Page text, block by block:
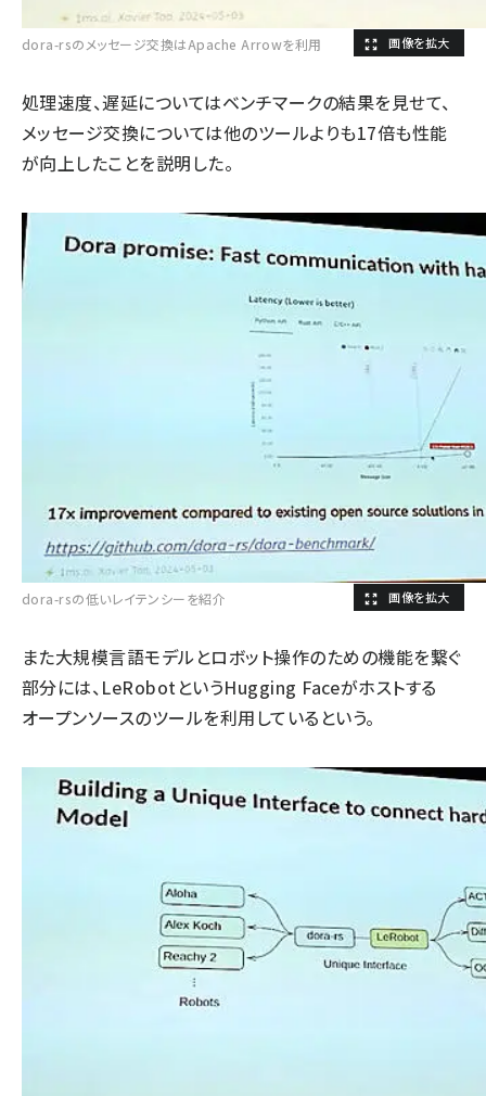
dora-rsのメッセージ交換はApache Arrowを利用
処理速度、遅延についてはベンチマークの結果を見せて、
メッセージ交換については他のツールよりも17倍も性能
が向上したことを説明した。
dora-rsの低いレイテンシーを紹介
また大規模言語モデルとロボット操作のための機能を繋ぐ
部分には、LeRobotというHugging Faceがホストする
オープンソースのツールを利用しているという。